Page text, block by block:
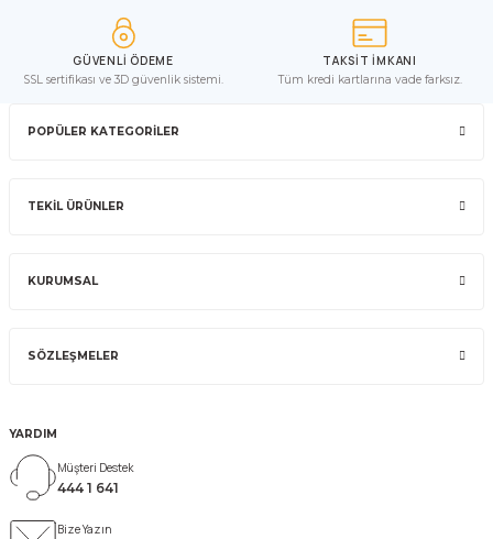
GÜVENLİ ÖDEME
SSL sertifikası ve 3D güvenlik sistemi.
TAKSİT İMKANI
Tüm kredi kartlarına vade farksız.
POPÜLER KATEGORİLER
TEKİL ÜRÜNLER
KURUMSAL
SÖZLEŞMELER
YARDIM
Müşteri Destek
444 1 641
Bize Yazın